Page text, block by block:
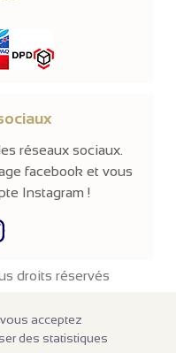
réseaux sociaux.
facebook et vous
Instagram !
droits réservés
acceptez
des statistiques
taxes. Nos produits sont
d'achats de100€ HT